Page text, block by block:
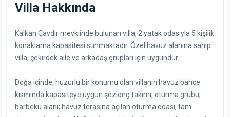
Villa Hakkında
Kalkan Çavdır mevkiinde bulunan villa, 2 yatak odasıyla 5 kişilik
konaklama kapasitesi sunmaktadır. Özel havuz alanına sahip
villa, çekirdek aile ve arkadaş grupları için uygundur.
Doğa içinde, huzurlu bir konumu olan villanın havuz bahçe
kısmında kapasiteye uygun şezlong takımı, oturma grubu,
barbekü alanı; havuz terasına açılan oturma odası, tam